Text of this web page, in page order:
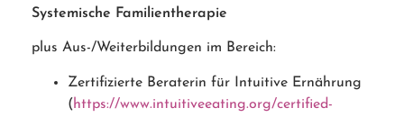
Systemische Familientherapie
plus Aus-/Weiterbildungen im Bereich:
Zertifizierte Beraterin für Intuitive Ernährung
(https://www.intuitiveeating.org/certified-